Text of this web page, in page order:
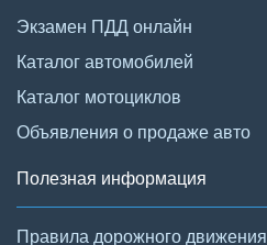
Экзамен ПДД онлайн
Каталог автомобилей
Каталог мотоциклов
Объявления о продаже авто
Полезная информация
Правила дорожного движения